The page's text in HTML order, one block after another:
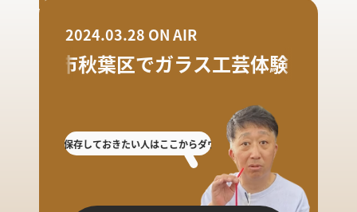
した人や保存しておきたい人はここからダウンロード! 放送を聴き逃した人や保
2024.03.28 ON AIR
新潟市秋葉区でガラス工芸体験